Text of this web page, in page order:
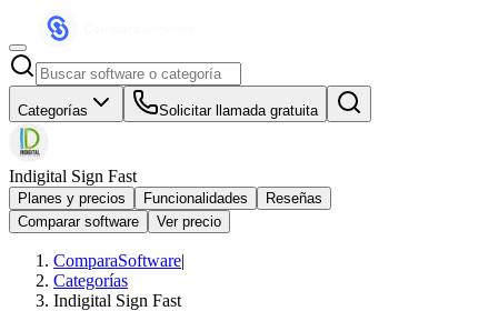
Categorías Solicitar llamada gratuita
Indigital Sign Fast
Planes y precios Funcionalidades
Reseñas
Comparar software
Ver precio
ComparaSoftware|
Categorías
Indigital Sign Fast